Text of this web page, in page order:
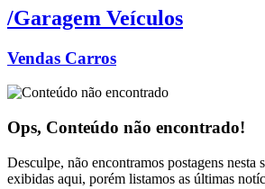
/Garagem Veículos
Vendas Carros
Ops, Conteúdo não encontrado!
Desculpe, não encontramos postagens nesta
exibidas aqui, porém listamos as últimas